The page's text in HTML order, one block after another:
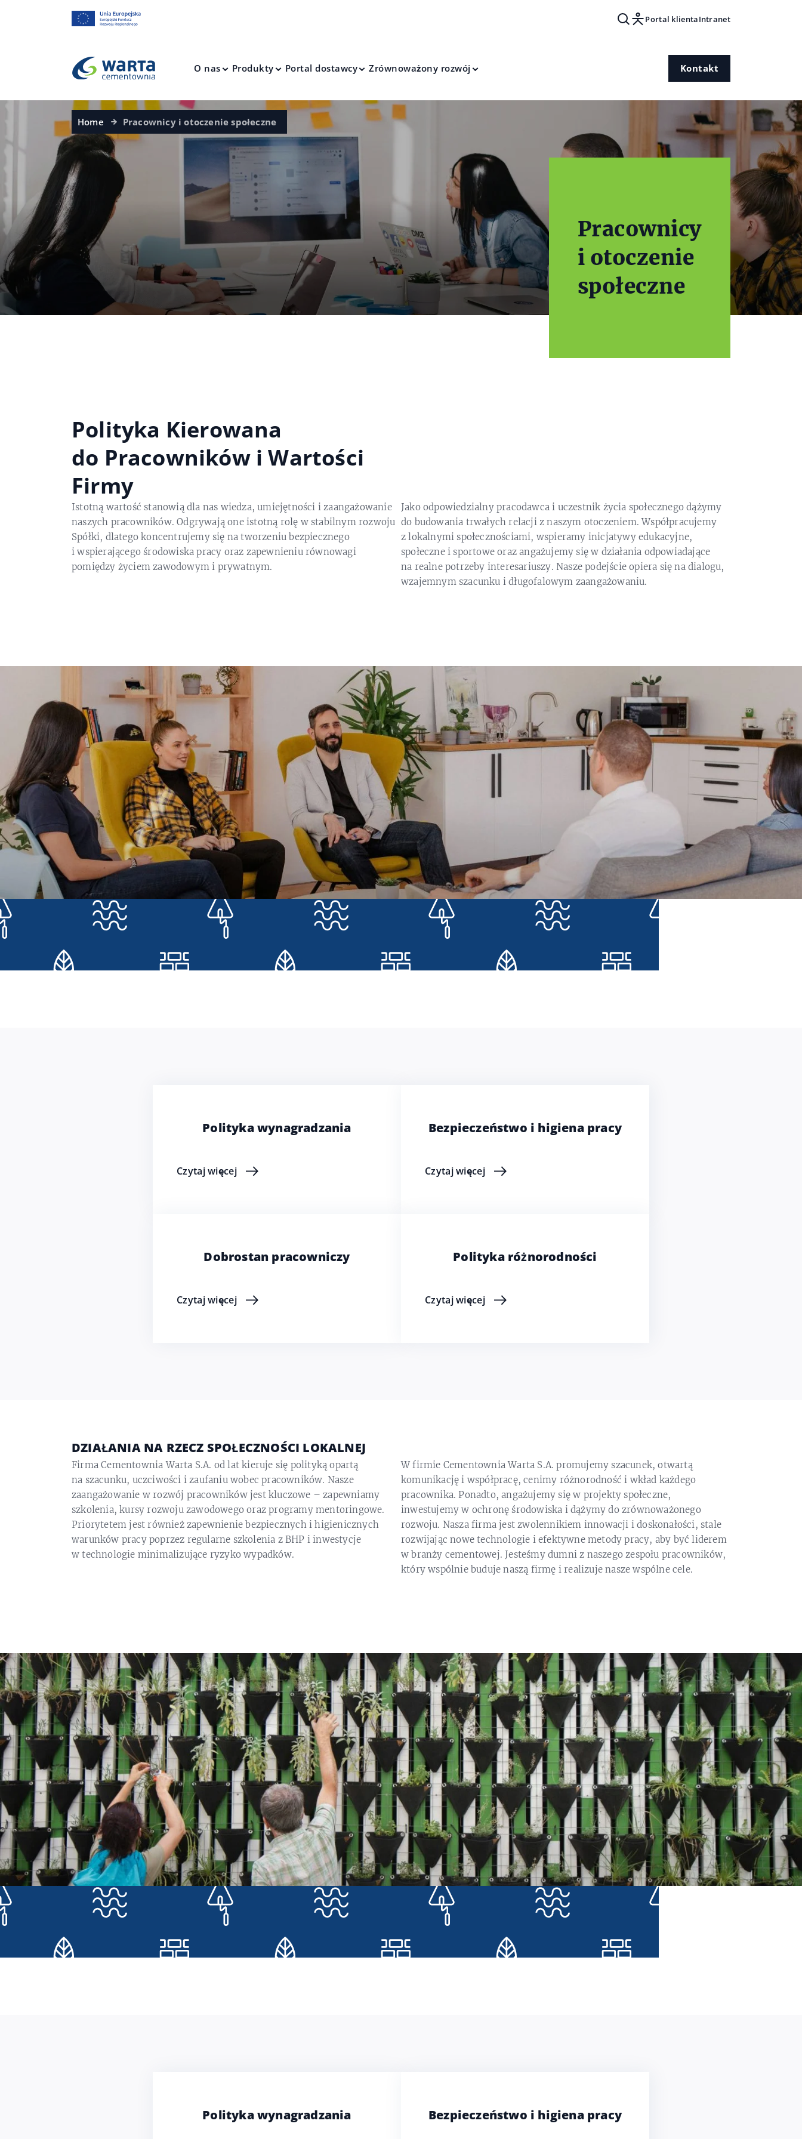
Portal klientaIntranet
O nas Produkty Portal dostawcy Zrównoważony rozwój Kontakt
Home Pracownicy i otoczenie społeczne
Pracownicy
i otoczenie
społeczne
Polityka Kierowana
do Pracowników i Wartości
Firmy
Istotną wartość stanowią dla nas wiedza, umiejętności i zaangażowanie
naszych pracowników. Odgrywają one istotną rolę w stabilnym rozwoju
Spółki, dlatego koncentrujemy się na tworzeniu bezpiecznego
i wspierającego środowiska pracy oraz zapewnieniu równowagi
pomiędzy życiem zawodowym i prywatnym.
Jako odpowiedzialny pracodawca i uczestnik życia społecznego dążymy
do budowania trwałych relacji z naszym otoczeniem. Współpracujemy
z lokalnymi społecznościami, wspieramy inicjatywy edukacyjne,
społeczne i sportowe oraz angażujemy się w działania odpowiadające
na realne potrzeby interesariuszy. Nasze podejście opiera się na dialogu,
wzajemnym szacunku i długofalowym zaangażowaniu.
Polityka wynagradzania
Czytaj więcej
Bezpieczeństwo i higiena pracy
Czytaj więcej
Dobrostan pracowniczy
Czytaj więcej
Polityka różnorodności
Czytaj więcej
DZIAŁANIA NA RZECZ SPOŁECZNOŚCI LOKALNEJ
Firma Cementownia Warta S.A. od lat kieruje się polityką opartą
na szacunku, uczciwości i zaufaniu wobec pracowników. Nasze
zaangażowanie w rozwój pracowników jest kluczowe – zapewniamy
szkolenia, kursy rozwoju zawodowego oraz programy mentoringowe.
Priorytetem jest również zapewnienie bezpiecznych i higienicznych
warunków pracy poprzez regularne szkolenia z BHP i inwestycje
w technologie minimalizujące ryzyko wypadków.
W firmie Cementownia Warta S.A. promujemy szacunek, otwartą
komunikację i współpracę, cenimy różnorodność i wkład każdego
pracownika. Ponadto, angażujemy się w projekty społeczne,
inwestujemy w ochronę środowiska i dążymy do zrównoważonego
rozwoju. Nasza firma jest zwolennikiem innowacji i doskonałości, stale
rozwijając nowe technologie i efektywne metody pracy, aby być liderem
w branży cementowej. Jesteśmy dumni z naszego zespołu pracowników,
który wspólnie buduje naszą firmę i realizuje nasze wspólne cele.
Polityka wynagradzania Bezpieczeństwo i higiena pracy